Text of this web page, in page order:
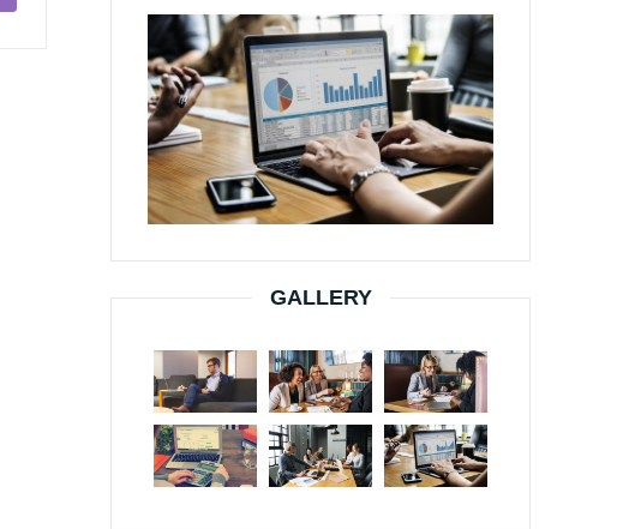
GALLERY